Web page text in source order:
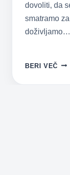
dovoliti, da
smatramo
doživljamo…
BERI VEČ